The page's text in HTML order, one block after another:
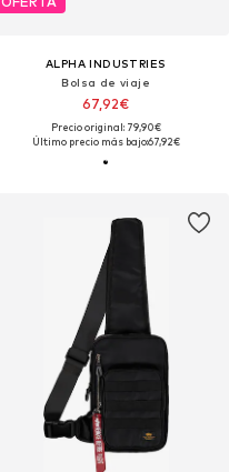
ALPHA INDUSTRIES
Bolsa de viaje
67,92€
Precio original: 79,90€
Último precio más bajo:67,92€